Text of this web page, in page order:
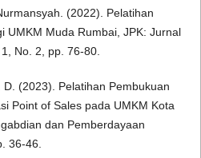
(2022). Pelatihan
UMKM Muda Rumbai, JPK: Jurnal
No. 2, pp. 76-80.
D. (2023). Pelatihan Pembukuan
Point of Sales pada UMKM Kota
dan Pemberdayaan
36-46.